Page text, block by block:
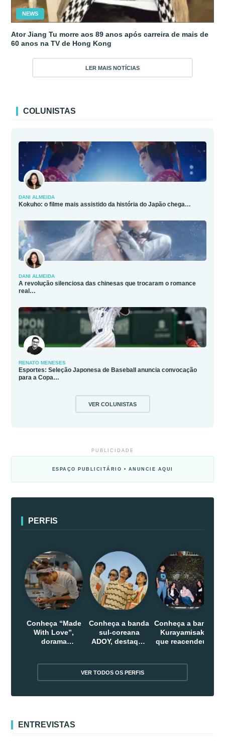
NEWS
Ator Jiang Tu morre aos 89 anos após carreira de mais de
60 anos na TV de Hong Kong
LER MAIS NOTÍCIAS
COLUNISTAS
DANI ALMEIDA
Kokuho: o filme mais assistido da história do Japão chega…
DANI ALMEIDA
A revolução silenciosa das chinesas que trocaram o romance
real…
RENATO MENESES
Esportes: Seleção Japonesa de Baseball anuncia convocação
para a Copa…
VER COLUNISTAS
PUBLICIDADE
ESPAÇO PUBLICITÁRIO • ANUNCIE AQUI
PERFIS
Conheça “Made
With Love”,
dorama
Conheça a banda
sul-coreana
ADOY, destaque
Conheça a banda
Kurayamisaka
que reacendeu o
VER TODOS OS PERFIS
ENTREVISTAS